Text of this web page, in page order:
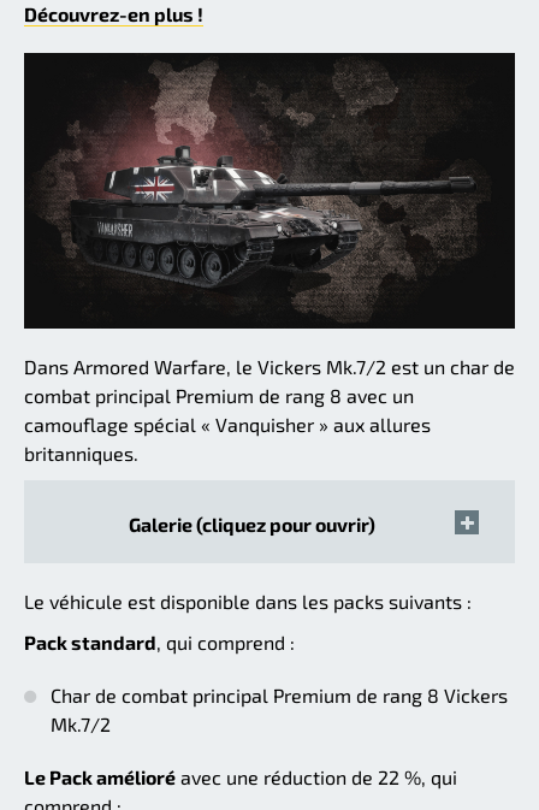
Découvrez-en plus !
Dans Armored Warfare, le Vickers Mk.7/2 est un char de
combat principal Premium de rang 8 avec un
camouflage spécial « Vanquisher » aux allures
britanniques.
Galerie (cliquez pour ouvrir)
Le véhicule est disponible dans les packs suivants :
Pack standard, qui comprend :
Char de combat principal Premium de rang 8 Vickers
Mk.7/2
Le Pack amélioré avec une réduction de 22 %, qui